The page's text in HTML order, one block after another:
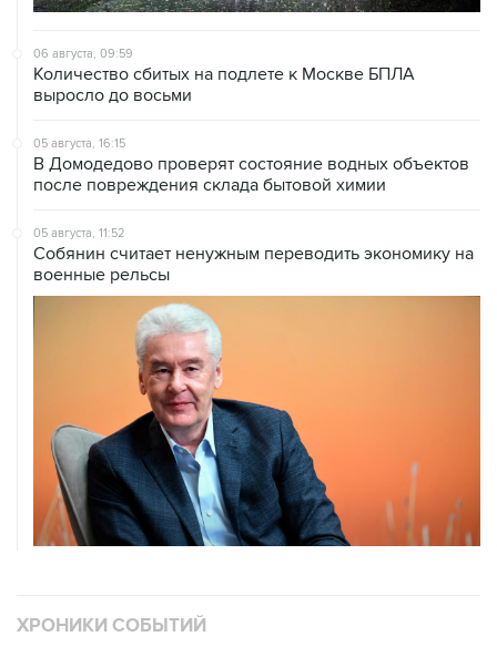
06 августа, 09:59
выросло до восьми
05 августа, 16:15
после повреждения склада бытовой химии
05 августа, 11:52
военные рельсы